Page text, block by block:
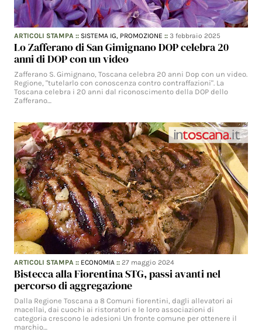
ARTICOLI STAMPA :: SISTEMA IG, PROMOZIONE ::3 febbraio 2025
Lo Zafferano di San Gimignano DOP celebra 20
anni di DOP con un video
Zafferano S. Gimignano, Toscana celebra 20 anni Dop con un video.
Regione, "tutelarlo con conoscenza contro contraffazioni". La
Toscana celebra i 20 anni dal riconoscimento della DOP dello
Zafferano…
ARTICOLI STAMPA :: ECONOMIA ::27 maggio 2024
Bistecca alla Fiorentina STG, passi avanti nel
percorso di aggregazione
Dalla Regione Toscana a 8 Comuni fiorentini, dagli allevatori ai
macellai, dai cuochi ai ristoratori e le loro associazioni di
categoria crescono le adesioni Un fronte comune per ottenere il
marchio…